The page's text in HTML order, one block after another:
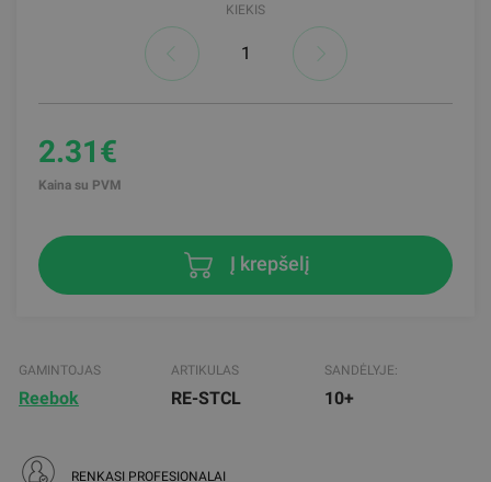
KIEKIS
2.31€
Kaina su PVM
Į krepšelį
GAMINTOJAS
Reebok
ARTIKULAS
RE-STCL
SANDĖLYJE:
10+
RENKASI PROFESIONALAI